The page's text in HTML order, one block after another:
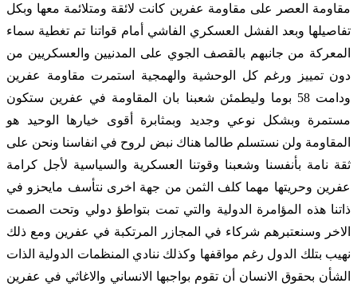
مقاومة العصر على مقاومة عفرين كانت لائقة ومتلائمة معها وبكل
تفاصيلها وبعد الفشل العسكري الفاشي أمام قواتنا تم تغطية سماء
المعركة من جانبهم بالقصف الجوي على المدنيين والعسكريين من
دون تمييز ورغم كل الوحشية والهمجية استمرت مقاومة عفرين
ودامت 58 بوما وليطمئن شعبنا بان المقاومة في عفرين ستكون
مستمرة وبشكل نوعي وجديد وبمثابرة أقوى خيارها الوحيد هو
المقاومة ولن نستسلم طالما هناك نبض لروح في انفاسنا ونحن على
ثقة نامة بأنفسنا وشعبنا وقوتنا العسكرية والسياسية لأجل كرامة
عفرين وحريتها مهما كلف الثمن من جهة اخرى نتأسف مايحزو في
ذاتنا هذه المؤامرة الدولية والتي تمت بتواطؤ دولي وتحت الصمت
اﻻخر وسنعتبرهم شركاء في المجازر المرتكبة في عفرين ومع ذلك
نهيب بتلك الدول رغم مواقفها وكذلك ننادي المنظمات الدولية الذات
الشأن بحقوق الانسان أن تقوم بواجبها الانساني والاغاثي في عفرين